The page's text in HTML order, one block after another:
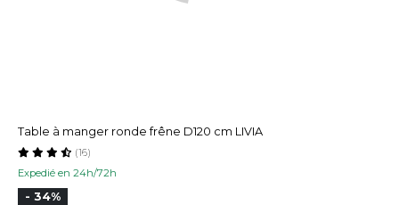
Table à manger ronde frêne D120 cm LIVIA
Expedié en 24h/72h
(16)
- 34%